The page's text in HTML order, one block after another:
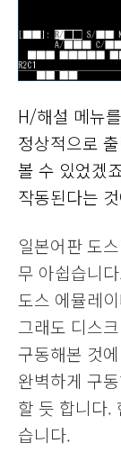
H/해설 메뉴
정상적으로
볼 수 있었겠
작동된다는
일본어판 도
무 아쉽습니
도스 에뮬레
그래도 디스
구동해본 것
완벽하게 구
할 듯 합니다.
습니다.